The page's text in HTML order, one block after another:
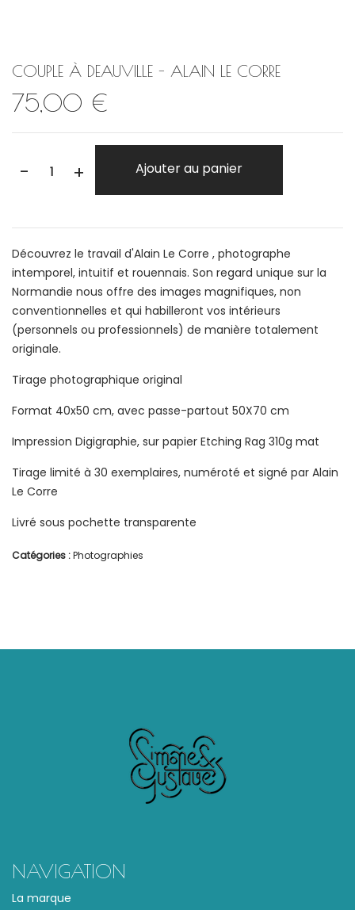
COUPLE À DEAUVILLE - ALAIN LE CORRE
75,00 €
- + Ajouter au panier
Découvrez le travail d'Alain Le Corre , photographe
intemporel, intuitif et rouennais. Son regard unique sur la
Normandie nous offre des images magnifiques, non
conventionnelles et qui habilleront vos intérieurs
(personnels ou professionnels) de manière totalement
originale.
Tirage photographique original
Format 40x50 cm, avec passe-partout 50X70 cm
Impression Digigraphie, sur papier Etching Rag 310g mat
Tirage limité à 30 exemplaires, numéroté et signé par Alain
Le Corre
Livré sous pochette transparente
Catégories :Photographies
NAVIGATION
La marque